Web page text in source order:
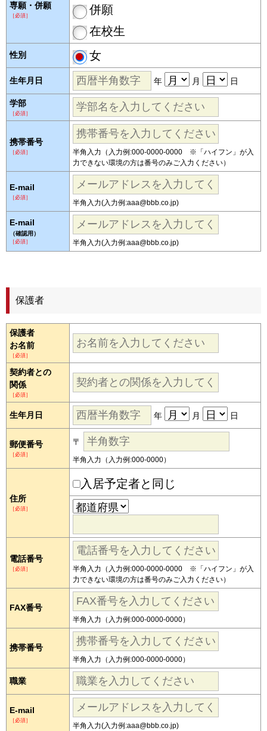
専願・併願
［必須］
併願
在校生
性別 女
生年月日 年 月 日
学部
［必須］
携帯番号
［必須］
半角入力（入力例:000-0000-0000 ※「ハイフン」が入
力できない環境の方は番号のみご入力ください）
E-mail
［必須］
半角入力(入力例:aaa@bbb.co.jp)
E-mail
（確認用）
［必須］ 半角入力(入力例:aaa@bbb.co.jp)
保護者
保護者
お名前
［必須］
契約者との
関係
［必須］
生年月日 年 月 日
郵便番号
［必須］
〒
半角入力（入力例:000-0000）
住所
［必須］
入居予定者と同じ
電話番号
［必須］
半角入力（入力例:000-0000-0000 ※「ハイフン」が入
力できない環境の方は番号のみご入力ください）
FAX番号
半角入力（入力例:000-0000-0000）
携帯番号
半角入力（入力例:000-0000-0000）
職業
E-mail
［必須］
半角入力(入力例:aaa@bbb.co.jp)